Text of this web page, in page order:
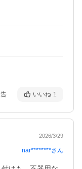
いいね 1
2026/3/29
nar********さん